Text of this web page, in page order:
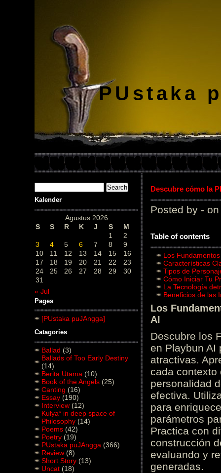
PUstaka
Kalender
Agustus 2026
S
S R K J S
M
1
2
3
4 5 6 7 8
9
10
11 12 13 14 15
16
17
18 19 20 21 22
23
24
25 26 27 28 29
30
31
« Jul
Pages
[PUstaka puJAngga]
Catagories
Ballad (3)
Ballads of Too Early Destiny
(14)
Berita Utama (10)
Book of the Angels (25)
Canting (16)
Essay (190)
Interview (12)
Kulya* in deep space of
Philosophy (14)
Poems (42)
Poetry (19)
PUstaka puJAngga (366)
Review (8)
Short Story (13)
Uncat (18)
Descubre cómo la
Posted by - on
Table of contents
Los
Características
Tipos de
Cómo Iniciar Tu
La Tecnología
Beneficios de las
Los
AI
Descubre los
en Playbun AI
atractivas.
cada contexto
personalidad
efectiva.
para
parámetros
Practica con
construcción
evaluando y
generadas.